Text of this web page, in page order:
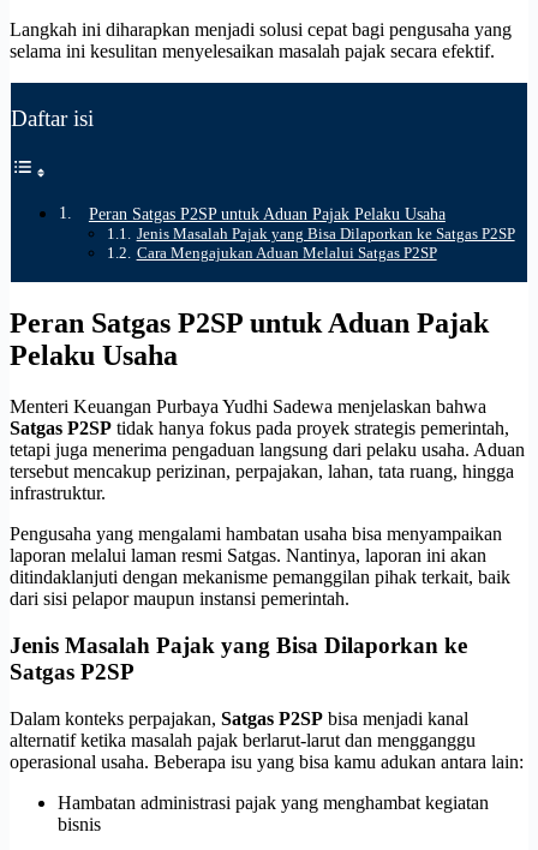
Langkah ini diharapkan menjadi solusi cepat bagi pengusaha yang
selama ini kesulitan menyelesaikan masalah pajak secara efektif.
Daftar isi
Peran Satgas P2SP untuk Aduan Pajak Pelaku Usaha
Jenis Masalah Pajak yang Bisa Dilaporkan ke Satgas P2SP
Cara Mengajukan Aduan Melalui Satgas P2SP
Peran Satgas P2SP untuk Aduan Pajak
Pelaku Usaha
Menteri Keuangan Purbaya Yudhi Sadewa menjelaskan bahwa
Satgas P2SP tidak hanya fokus pada proyek strategis pemerintah,
tetapi juga menerima pengaduan langsung dari pelaku usaha. Aduan
tersebut mencakup perizinan, perpajakan, lahan, tata ruang, hingga
infrastruktur.
Pengusaha yang mengalami hambatan usaha bisa menyampaikan
laporan melalui laman resmi Satgas. Nantinya, laporan ini akan
ditindaklanjuti dengan mekanisme pemanggilan pihak terkait, baik
dari sisi pelapor maupun instansi pemerintah.
Jenis Masalah Pajak yang Bisa Dilaporkan ke
Satgas P2SP
Dalam konteks perpajakan, Satgas P2SP bisa menjadi kanal
alternatif ketika masalah pajak berlarut-larut dan mengganggu
operasional usaha. Beberapa isu yang bisa kamu adukan antara lain:
Hambatan administrasi pajak yang menghambat kegiatan
bisnis